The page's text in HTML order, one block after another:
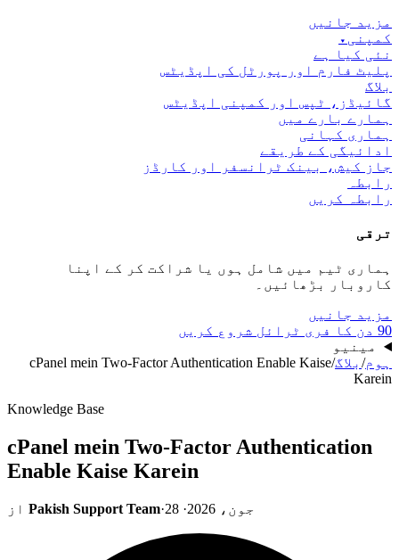
مزید جانیں
کمپنی ▾
نئی کیا ہے
پلیٹ فارم اور پورٹل کی اپڈیٹس
بلاگ
گائیڈز، ٹپس اور کمپنی اپڈیٹس
ہمارے بارے میں
ہماری کہانی
ادائیگی کے طریقے
جاز کیش، بینک ٹرانسفر اور کارڈز
رابطہ
رابطہ کریں
ترقی
ہماری ٹیم میں شامل ہوں یا شراکت کر کے اپنا
کاروبار بڑھائیں۔
مزید جانیں
90 دن کا فری ٹرائل شروع کریں
مینیو
ہوم/ بلاگ/
cPanel mein Two-Factor Authentication Enable Kaise
Karein
Knowledge Base
cPanel mein Two-Factor Authentication
Enable Kaise Karein
از Pakish Support Team· 28 جون، 2026 ·